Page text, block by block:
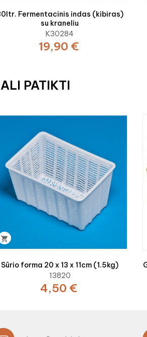
Fermentacinis indas (kibiras)
su kraneliu
K30284
19,90 €
PATIKTI

Sūrio forma 20 x 13 x 11cm (1.5kg)
13820
4,50 €